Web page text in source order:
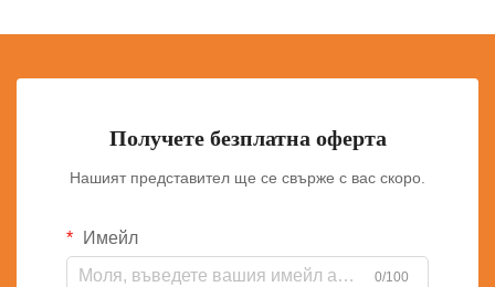
Получете безплатна оферта
Нашият представител ще се свърже с вас скоро.
Имейл
0/100